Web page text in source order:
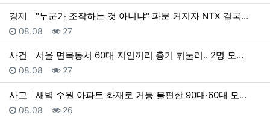
경제 "누군가 조작하는 것 아니냐" 파문 커지자 NTX 결국…
등록일
08.08 조회
27
사건 서울 면목동서 60대 지인끼리 흉기 휘둘러.. 2명 모…
등록일
08.08 조회
27
사고 새벽 수원 아파트 화재로 거동 불편한 90대·60대 모…
등록일
08.08 조회
26